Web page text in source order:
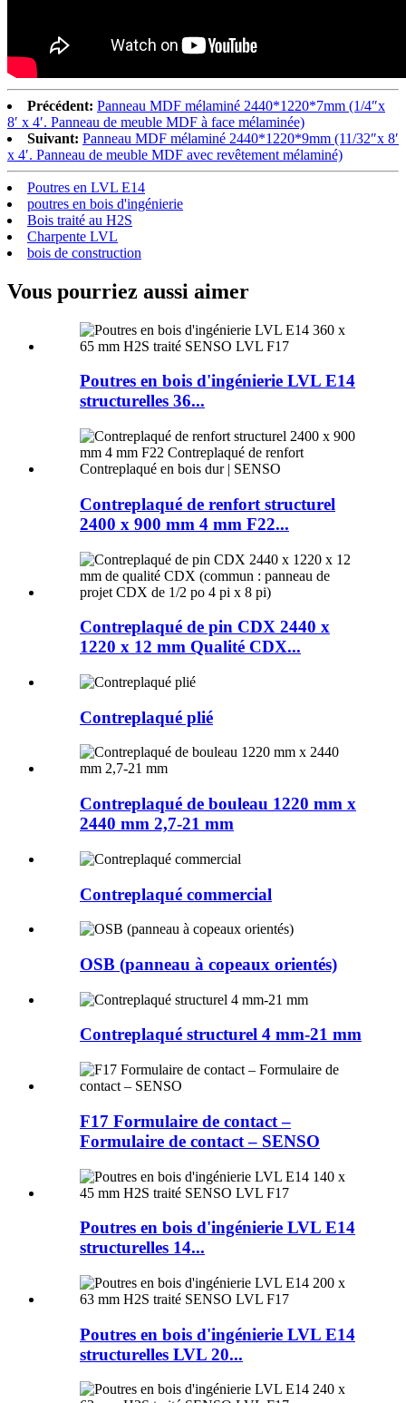
Précédent: Panneau MDF mélaminé 2440*1220*7mm (1/4″x
8′ x 4′. Panneau de meuble MDF à face mélaminée)
Suivant: Panneau MDF mélaminé 2440*1220*9mm (11/32″x 8′
x 4′. Panneau de meuble MDF avec revêtement mélaminé)
Poutres en LVL E14
poutres en bois d'ingénierie
Bois traité au H2S
Charpente LVL
bois de construction
Vous pourriez aussi aimer
Poutres en bois d'ingénierie LVL E14
structurelles 36...
Contreplaqué de renfort structurel
2400 x 900 mm 4 mm F22...
Contreplaqué de pin CDX 2440 x
1220 x 12 mm Qualité CDX...
Contreplaqué plié
Contreplaqué de bouleau 1220 mm x
2440 mm 2,7-21 mm
Contreplaqué commercial
OSB (panneau à copeaux orientés)
Contreplaqué structurel 4 mm-21 mm
F17 Formulaire de contact –
Formulaire de contact – SENSO
Poutres en bois d'ingénierie LVL E14
structurelles 14...
Poutres en bois d'ingénierie LVL E14
structurelles LVL 20...